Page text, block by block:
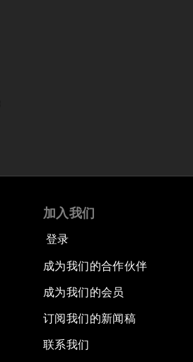
加入我们
登录
成为我们的合作伙伴
成为我们的会员
订阅我们的新闻稿
联系我们